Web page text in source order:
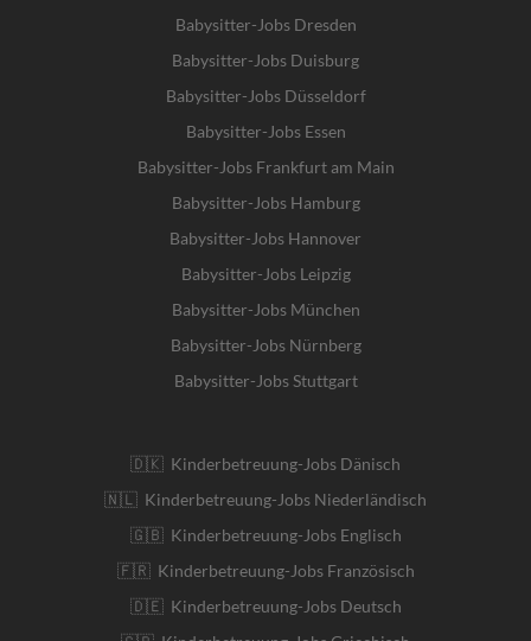
Babysitter-Jobs Dresden
Babysitter-Jobs Duisburg
Babysitter-Jobs Düsseldorf
Babysitter-Jobs Essen
Babysitter-Jobs Frankfurt am Main
Babysitter-Jobs Hamburg
Babysitter-Jobs Hannover
Babysitter-Jobs Leipzig
Babysitter-Jobs München
Babysitter-Jobs Nürnberg
Babysitter-Jobs Stuttgart
🇩🇰 Kinderbetreuung-Jobs Dänisch
🇳🇱 Kinderbetreuung-Jobs Niederländisch
🇬🇧 Kinderbetreuung-Jobs Englisch
🇫🇷 Kinderbetreuung-Jobs Französisch
🇩🇪 Kinderbetreuung-Jobs Deutsch